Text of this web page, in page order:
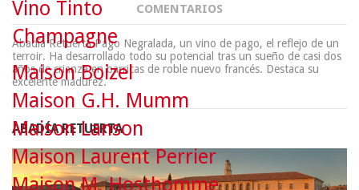
COMENTARIOS
Abadía Retuerta Pago Negralada, un vino de pago, el reflejo de un
terroir. Ha desarrollado todo su potencial tras un sueño de casi dos
años de crianza en barricas de roble nuevo francés. Destaca su
excelente madurez.
ABADÍA RETUERTA
Vino Tinto
Champagne
Maison Boizel
Maison G.H. Mumm
Maison Lanson
Maison Laurent Perrier
Maison M. Hosthomme